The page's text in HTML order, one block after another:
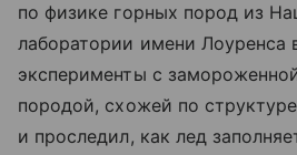
по физике горных пород из
лаборатории имени Лоуренса
эксперименты с
породой, схожей по
и проследил, как лед